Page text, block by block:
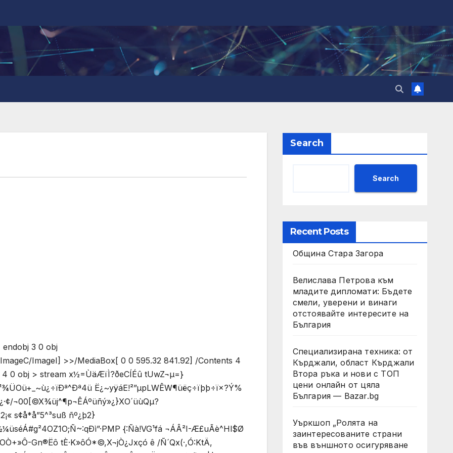
3 0 obj
ImageI] >>/MediaBox[ 0 0 595.32 841.92] /Contents 4
> stream x½=ÙäÆïÌ?ðeCÍÉû tUwZ¬µ=}
Ë¿~yÿáE!²”µpLWÊW¶üëç÷ïþþ÷ï×?Ý%
¬00[©X¾üj^¶p¬ÊÁºüñý»¿}XO´üùQµ?
s¢å*å”5^³suß ñº¿þ2}
{:Ñ­à!VG¹fá ¬ÁÂ²I-Æ£uÃè^Hl$Ø
Gn®Ëô tÈ·K»ôÓ*©,X¬jÒ¿Jxçó ê /Ñ´­Qx(·,Ó:KtÄ,
Search
Search
Recent Posts
Община Стара Загора
Велислава Петрова към
младите дипломати: Бъдете
смели, уверени и винаги
отстоявайте интересите на
България
Специализирана техника: от
Кърджали, област Кърджали
Втора ръка и нови с ТОП
цени онлайн от цяла
България — Bazar.bg
Уъркшоп „Ролята на
заинтересованите страни
във външното осигуряване